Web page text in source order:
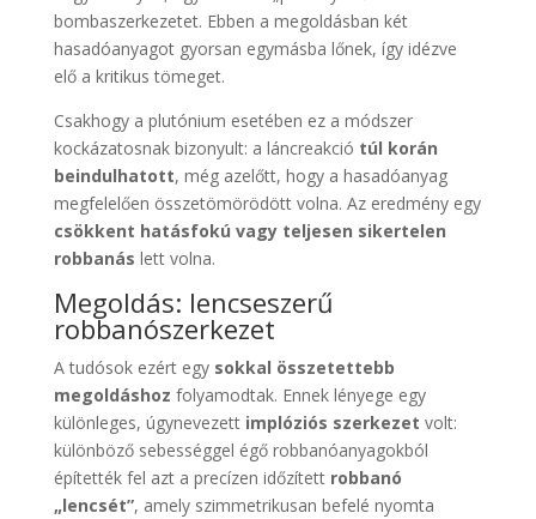
bombaszerkezetet. Ebben a megoldásban két
hasadóanyagot gyorsan egymásba lőnek, így idézve
elő a kritikus tömeget.
Csakhogy a plutónium esetében ez a módszer
kockázatosnak bizonyult: a láncreakció túl korán
beindulhatott, még azelőtt, hogy a hasadóanyag
megfelelően összetömörödött volna. Az eredmény egy
csökkent hatásfokú vagy teljesen sikertelen
robbanás lett volna.
Megoldás: lencseszerű
robbanószerkezet
A tudósok ezért egy sokkal összetettebb
megoldáshoz folyamodtak. Ennek lényege egy
különleges, úgynevezett implóziós szerkezet volt:
különböző sebességgel égő robbanóanyagokból
építették fel azt a precízen időzített robbanó
„lencsét”, amely szimmetrikusan befelé nyomta